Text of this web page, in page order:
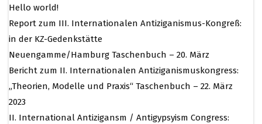
Hello world!
Report zum III. Internationalen Antiziganismus-Kongreß:
in der KZ-Gedenkstätte
Neuengamme/Hamburg Taschenbuch – 20. März
Bericht zum II. Internationalen Antiziganismuskongress:
„Theorien, Modelle und Praxis“ Taschenbuch – 22. März
2023
II. International Antizigansm / Antigypsyism Congress: